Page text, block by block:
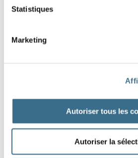
Statistiques
Marketing
Autoriser tous les
Autoriser la